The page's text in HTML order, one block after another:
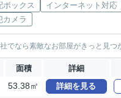
ボックス
インターネット対応
カメラ
なら素敵なお部屋がきっと見つ
面積 詳細
53.38㎡ 詳細を見る